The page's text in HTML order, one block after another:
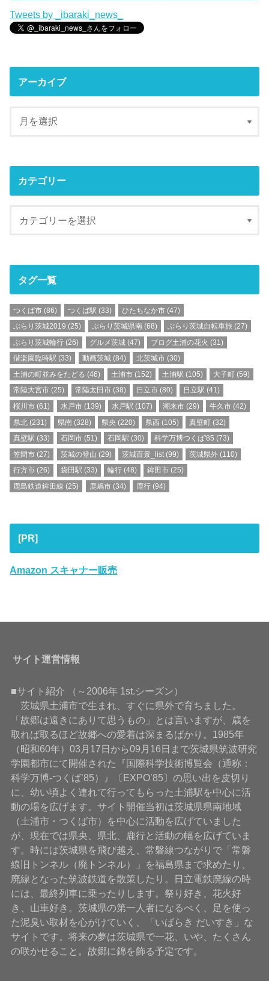
Tweets by _ibaraki_news_
アーカイブ
カテゴリー
タグ一覧
つくば市 (86) つくば駅 (33) ひたちなか市(47)
ぶらり茨城2019 (25) ぶらり茨城県南 (68) ぶらり茨城自転車旅 (27)
ぶらり茨城輪行 (26) グルメ茨城 (47) ブログ土浦の花火 (31)
偕楽園臨時駅 (33) 動画茨城(84) 北茨城市(30)
土浦の町並みをたどる (46) 土浦市(152) 土浦駅 (105) 大子町 (59)
常陸大宮市 (25) 常陸太田市(38) 日立市(80) 日立駅 (41)
桜川市 (61) 水戸市(139) 水戸駅 (107) 潮来市 (29) 牛久市 (42)
県北 (231) 県南 (328) 県央(220) 県西 (105) 真壁町 (32)
真壁駅 (33) 石岡市(51) 石岡駅 (30) 科学万博つくば'85 (73)
笠間市 (27) 茨城の登山 (29) 茨城百景_list(99) 茨城県外 (110)
行方市 (26) 袋田駅 (33) 輪行(48) 鉾田市 (25)
鹿島鉄道鉾田線 (25) 鹿嶋市(34) 鹿行(94)
[PR]
Amazon スキャナー販売
サイト運営情報
■サイト紹介 （～2006年 1st.シーズン）
茨城県土浦市で生まれ、すぐに県外で育ちました。
「故郷は遠きにありて思うもの」とは言いますが、歳を
取れば取るほど故郷への愛着は深まるばかり。1985年
（昭和60年）03月17日から09月16日まで茨城県筑波研究
学園都市にて開催された『国際科学技術博覧会（通称：
科学万博-つくば’85）』〔EXPO’85〕の思い出を皮切り
に、幼い頃よく連れて行ってもらった土浦駅を中心に活
動の場を広げます。サイト開催当初は茨城県県南地域
（土浦市・つくば市）を中心に活動を広げていました
が、現在では県央、県北、鹿行と活動の幅を広げていま
す。時には茨城県を飛び越え、常磐線つながりで「常磐
線旧トンネル（廃トンネル）」を福島県まで求めたり、
廃線となった筑波鉄道を散策したり。日立電鉄廃線の時
には、最終列車に乗ったりします。祭り好き、花火好
き、山車好き。茨城県の第一人者になるべく、足を使っ
た泥臭い取材を心がけていく、「いばらき だいすき」な
サイトです。将来の夢は茨城県で一花、いや、たくさん
の咲かせること。故郷に錦を飾る予定です。